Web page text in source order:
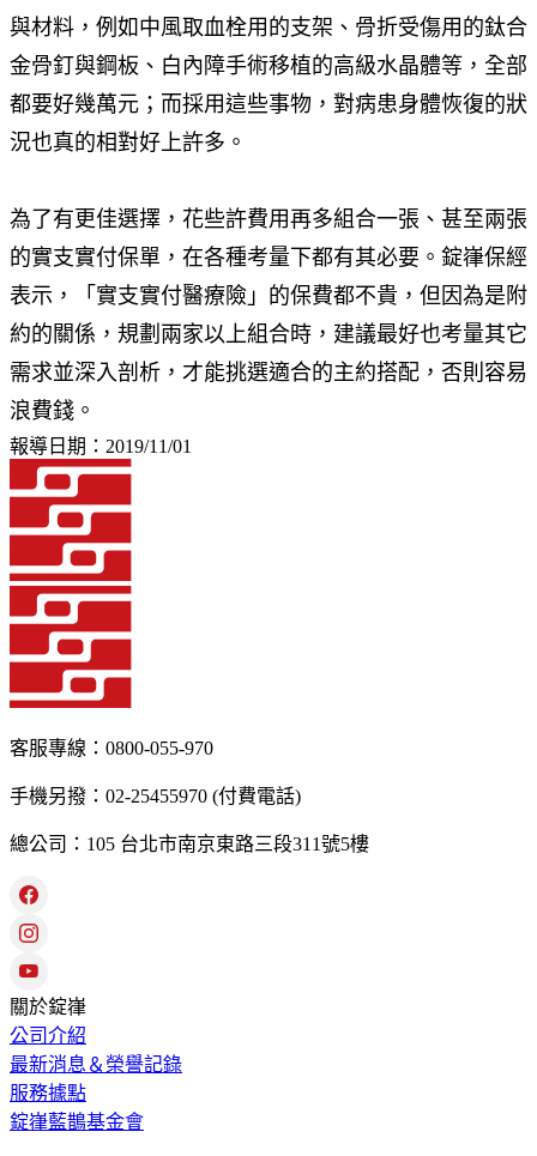
與材料，例如中風取血栓用的支架、骨折受傷用的鈦合
金骨釘與鋼板、白內障手術移植的高級水晶體等，全部
都要好幾萬元；而採用這些事物，對病患身體恢復的狀
況也真的相對好上許多。
為了有更佳選擇，花些許費用再多組合一張、甚至兩張
的實支實付保單，在各種考量下都有其必要。錠嵂保經
表示，「實支實付醫療險」的保費都不貴，但因為是附
約的關係，規劃兩家以上組合時，建議最好也考量其它
需求並深入剖析，才能挑選適合的主約搭配，否則容易
浪費錢。
報導日期：2019/11/01
客服專線：0800-055-970
手機另撥：02-25455970 (付費電話)
總公司：105 台北市南京東路三段311號5樓
關於錠嵂
公司介紹
最新消息＆榮譽記錄
服務據點
錠嵂藍鵲基金會